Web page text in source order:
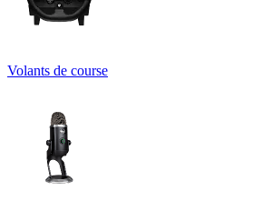
Volants de course